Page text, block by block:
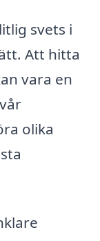
svets i
Att hitta
vara en
olika